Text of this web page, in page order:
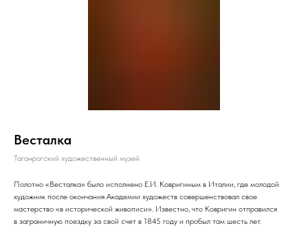
Весталка
Таганрогский художественный музей
Полотно «Весталка» было исполнено Е.И. Ковригиным в Италии, где молодой
художник после окончания Академии художеств совершенствовал свое
мастерство «в исторической живописи». Известно, что Ковригин отправился
в заграничную поездку за свой счет в 1845 году и пробыл там шесть лет.